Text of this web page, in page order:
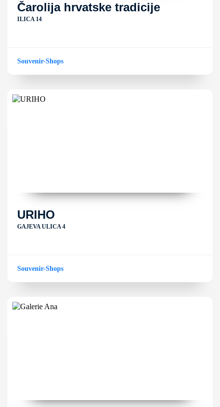
Čarolija hrvatske tradicije
ILICA 14
Souvenir-Shops
URIHO
GAJEVA ULICA 4
Souvenir-Shops